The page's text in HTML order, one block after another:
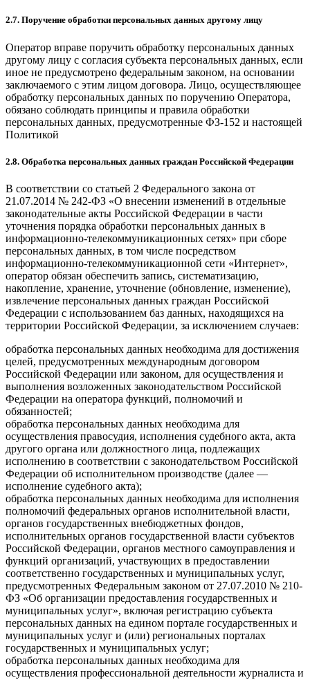
2.7. Поручение обработки персональных данных другому лицу
Оператор вправе поручить обработку персональных данных
другому лицу с согласия субъекта персональных данных, если
иное не предусмотрено федеральным законом, на основании
заключаемого с этим лицом договора. Лицо, осуществляющее
обработку персональных данных по поручению Оператора,
обязано соблюдать принципы и правила обработки
персональных данных, предусмотренные ФЗ-152 и настоящей
Политикой
2.8. Обработка персональных данных граждан Российской Федерации
В соответствии со статьей 2 Федерального закона от
21.07.2014 № 242-ФЗ «О внесении изменений в отдельные
законодательные акты Российской Федерации в части
уточнения порядка обработки персональных данных в
информационно-телекоммуникационных сетях» при сборе
персональных данных, в том числе посредством
информационно-телекоммуникационной сети «Интернет»,
оператор обязан обеспечить запись, систематизацию,
накопление, хранение, уточнение (обновление, изменение),
извлечение персональных данных граждан Российской
Федерации с использованием баз данных, находящихся на
территории Российской Федерации, за исключением случаев:
обработка персональных данных необходима для достижения
целей, предусмотренных международным договором
Российской Федерации или законом, для осуществления и
выполнения возложенных законодательством Российской
Федерации на оператора функций, полномочий и
обязанностей;
обработка персональных данных необходима для
осуществления правосудия, исполнения судебного акта, акта
другого органа или должностного лица, подлежащих
исполнению в соответствии с законодательством Российской
Федерации об исполнительном производстве (далее —
исполнение судебного акта);
обработка персональных данных необходима для исполнения
полномочий федеральных органов исполнительной власти,
органов государственных внебюджетных фондов,
исполнительных органов государственной власти субъектов
Российской Федерации, органов местного самоуправления и
функций организаций, участвующих в предоставлении
соответственно государственных и муниципальных услуг,
предусмотренных Федеральным законом от 27.07.2010 № 210-
ФЗ «Об организации предоставления государственных и
муниципальных услуг», включая регистрацию субъекта
персональных данных на едином портале государственных и
муниципальных услуг и (или) региональных порталах
государственных и муниципальных услуг;
обработка персональных данных необходима для
осуществления профессиональной деятельности журналиста и